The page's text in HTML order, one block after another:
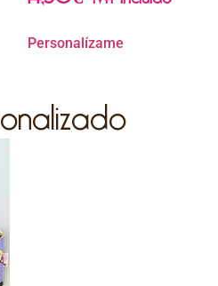
Personalízame